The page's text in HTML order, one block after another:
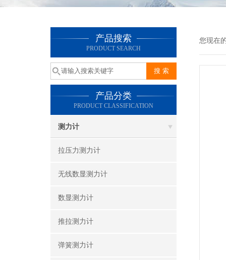
产品搜索
PRODUCT SEARCH
产品分类
PRODUCT CLASSIFICATION
测力计
拉压力测力计
无线数显测力计
数显测力计
推拉测力计
弹簧测力计
您现在